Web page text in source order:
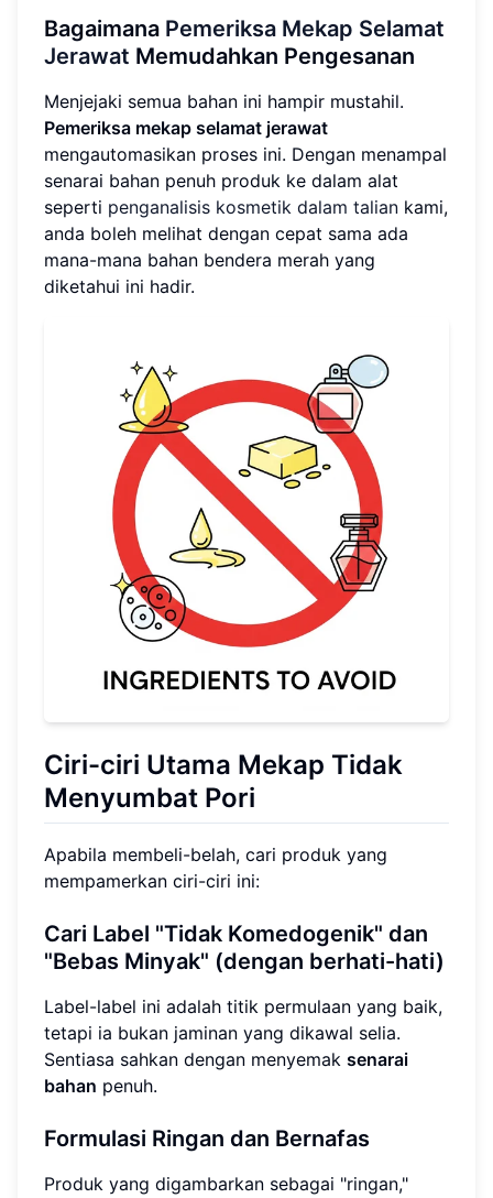
Bagaimana Pemeriksa Mekap Selamat
Jerawat Memudahkan Pengesanan
Menjejaki semua bahan ini hampir mustahil.
Pemeriksa mekap selamat jerawat
mengautomasikan proses ini. Dengan menampal
senarai bahan penuh produk ke dalam alat
seperti penganalisis kosmetik dalam talian kami,
anda boleh melihat dengan cepat sama ada
mana-mana bahan bendera merah yang
diketahui ini hadir.
Ciri-ciri Utama Mekap Tidak
Menyumbat Pori
Apabila membeli-belah, cari produk yang
mempamerkan ciri-ciri ini:
Cari Label "Tidak Komedogenik" dan
"Bebas Minyak" (dengan berhati-hati)
Label-label ini adalah titik permulaan yang baik,
tetapi ia bukan jaminan yang dikawal selia.
Sentiasa sahkan dengan menyemak senarai
bahan penuh.
Formulasi Ringan dan Bernafas
Produk yang digambarkan sebagai "ringan,"